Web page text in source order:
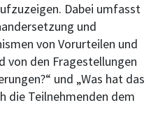
Dabei umfasst
und
von Vorurteilen und
von den Fragestellungen
und „Was hat das
die Teilnehmenden dem